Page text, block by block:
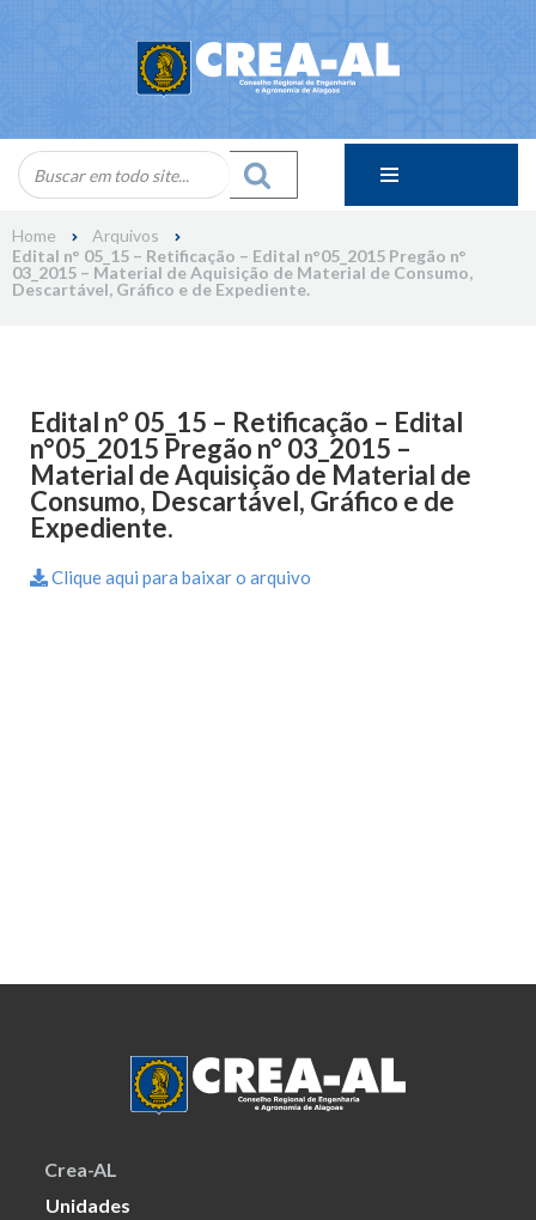
Home
Arquivos
Edital n° 05_15 – Retificação – Edital n°05_2015 Pregão n°
03_2015 – Material de Aquisição de Material de Consumo,
Descartável, Gráfico e de Expediente.
Edital n° 05_15 – Retificação – Edital
n°05_2015 Pregão n° 03_2015 –
Material de Aquisição de Material de
Consumo, Descartável, Gráfico e de
Expediente.
Clique aqui para baixar o arquivo
Crea-AL
Unidades